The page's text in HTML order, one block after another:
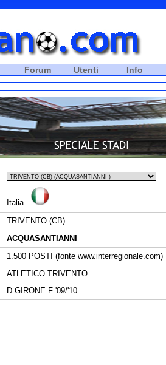
Forum Utenti Info
Italia
TRIVENTO (CB)
ACQUASANTIANNI
1.500 POSTI (fonte www.interregionale.com)
ATLETICO TRIVENTO
D GIRONE F '09/'10